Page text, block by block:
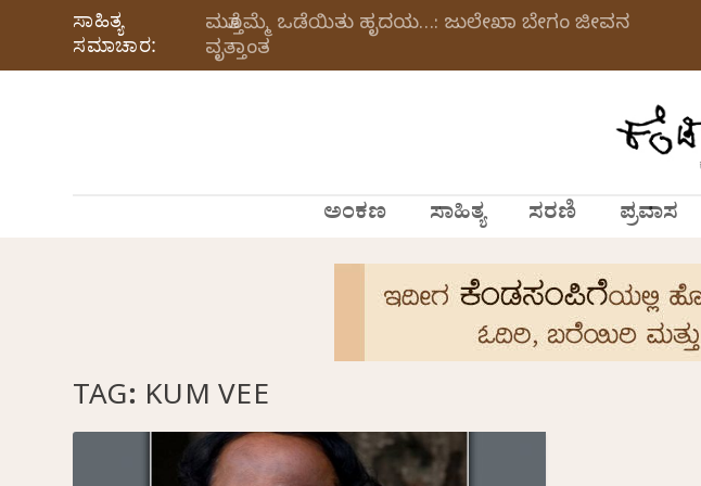
ಸಾಹಿತ್ಯ
ಸಮಾಚಾರ:
ಮತ್ತೊಮ್ಮೆ ಒಡೆಯಿತು ಹೃದಯ…: ಜುಲೇಖಾ ಬೇಗಂ ಜೀವನ
ವೃತ್ತಾಂತ
ಅಂಕಣ ಸಾಹಿತ್ಯ ಸರಣಿ ಪ್ರವಾಸ
TAG: KUM VEE